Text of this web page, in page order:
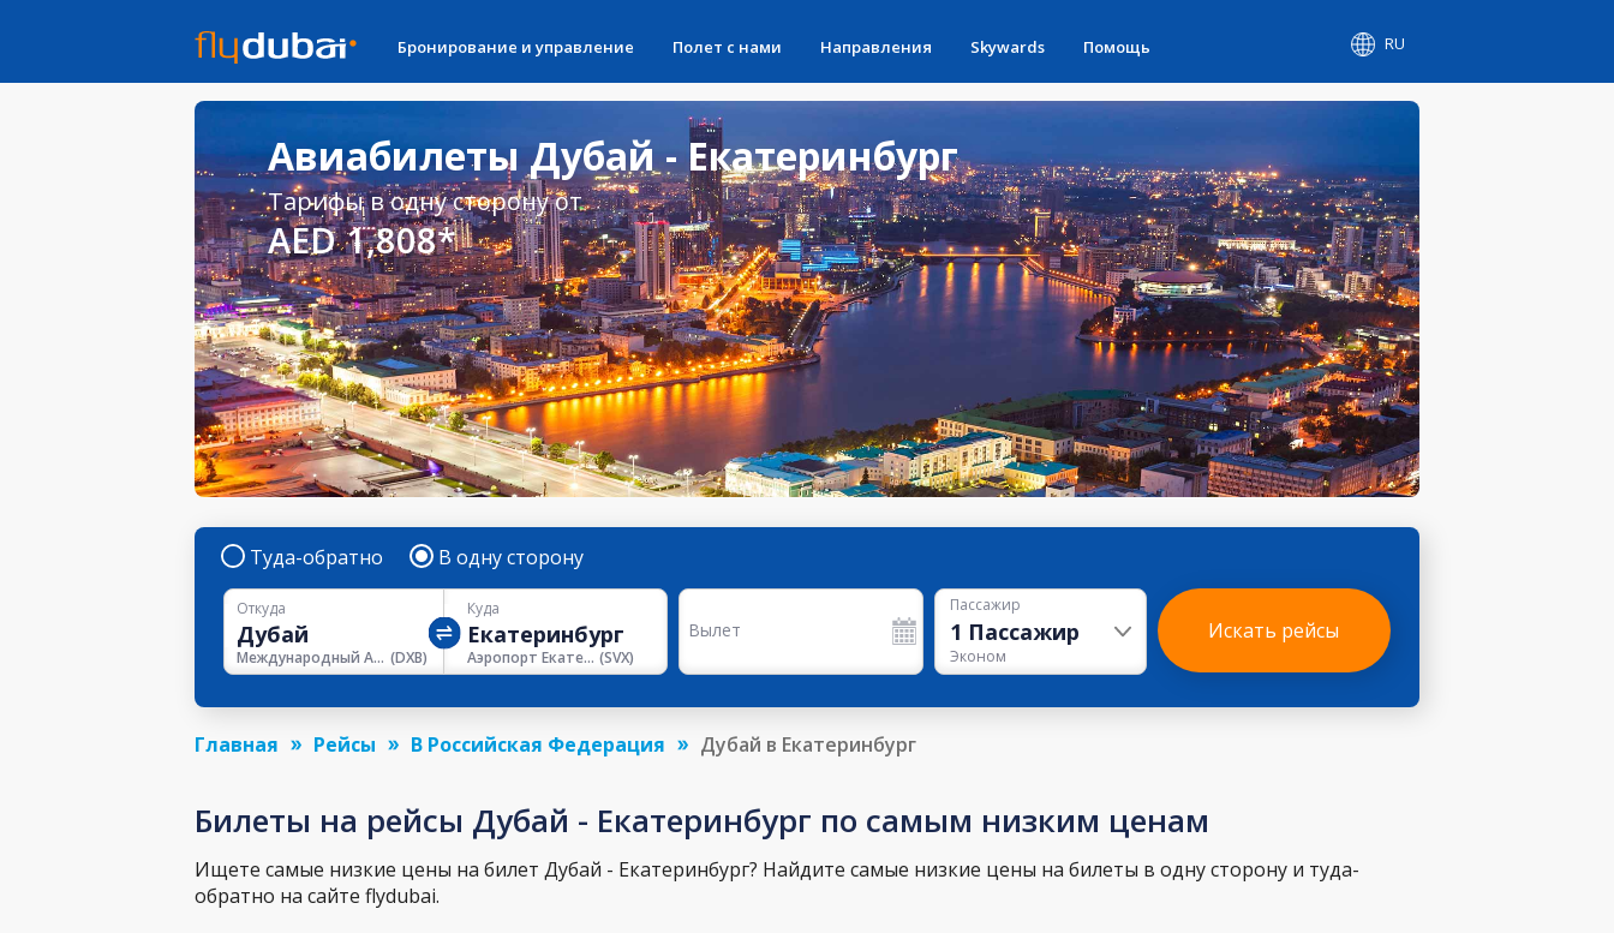
Бронирование и управление Полет с нами Направления Skywards Помощь RU
Авиабилеты Дубай - Екатеринбург
Тарифы в одну сторону от
AED 1,808*
Туда-обратно В одну сторону
Откуда
Международный Аэропорт Дубая (DXB)
Куда
Аэропорт Екатеринбурга (SVX)
Вылет
Пассажир
1 Пассажир
Эконом
Искать рейсы
Главная Рейсы В Российская Федерация Дубай в Екатеринбург
Билеты на рейсы Дубай - Екатеринбург по самым низким ценам
Ищете самые низкие цены на билет Дубай - Екатеринбург? Найдите самые низкие цены на билеты в одну сторону и туда-
обратно на сайте flydubai.